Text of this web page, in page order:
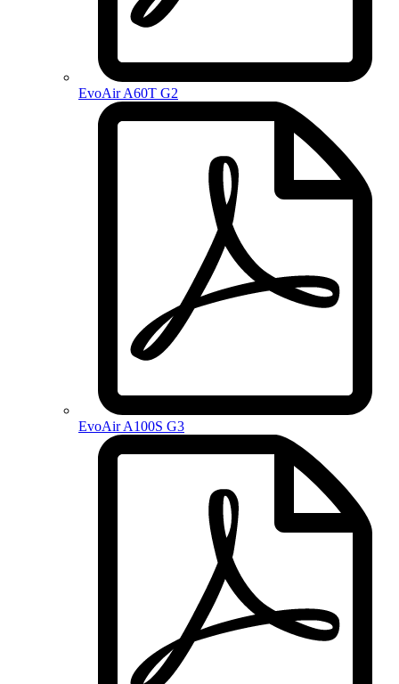
EvoAir A60T G2
EvoAir A100S G3